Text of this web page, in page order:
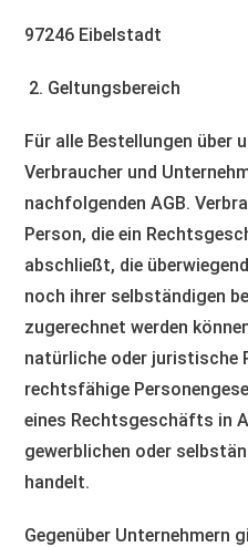
97246 Eibelstadt
2. Geltungsbereich
Für alle Bestellungen über
Verbraucher und
nachfolgenden AGB.
Person, die ein
abschließt, die
noch ihrer selbständigen
zugerechnet werden
natürliche oder juristische
rechtsfähige
eines Rechtsgeschäfts in
gewerblichen oder
handelt.
Gegenüber Unternehmern